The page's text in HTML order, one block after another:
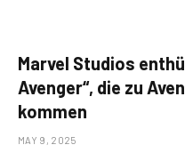
Marvel Studios
Avenger“, die zu
kommen
MAY 9, 2025